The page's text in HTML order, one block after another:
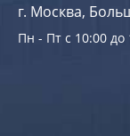
г. Москва,
Пн - Пт с 10:00 до